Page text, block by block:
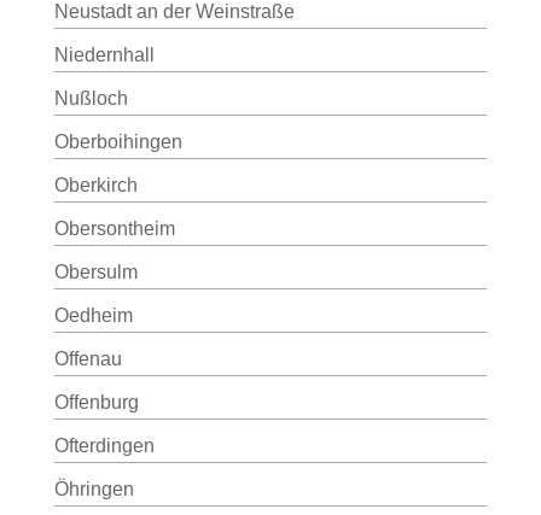
Neustadt an der Weinstraße
Niedernhall
Nußloch
Oberboihingen
Oberkirch
Obersontheim
Obersulm
Oedheim
Offenau
Offenburg
Ofterdingen
Öhringen